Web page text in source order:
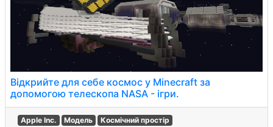
Відкрийте для себе космос у Minecraft за
допомогою телескопа NASA - ігри.
Apple Inc. Модель Космічний простір